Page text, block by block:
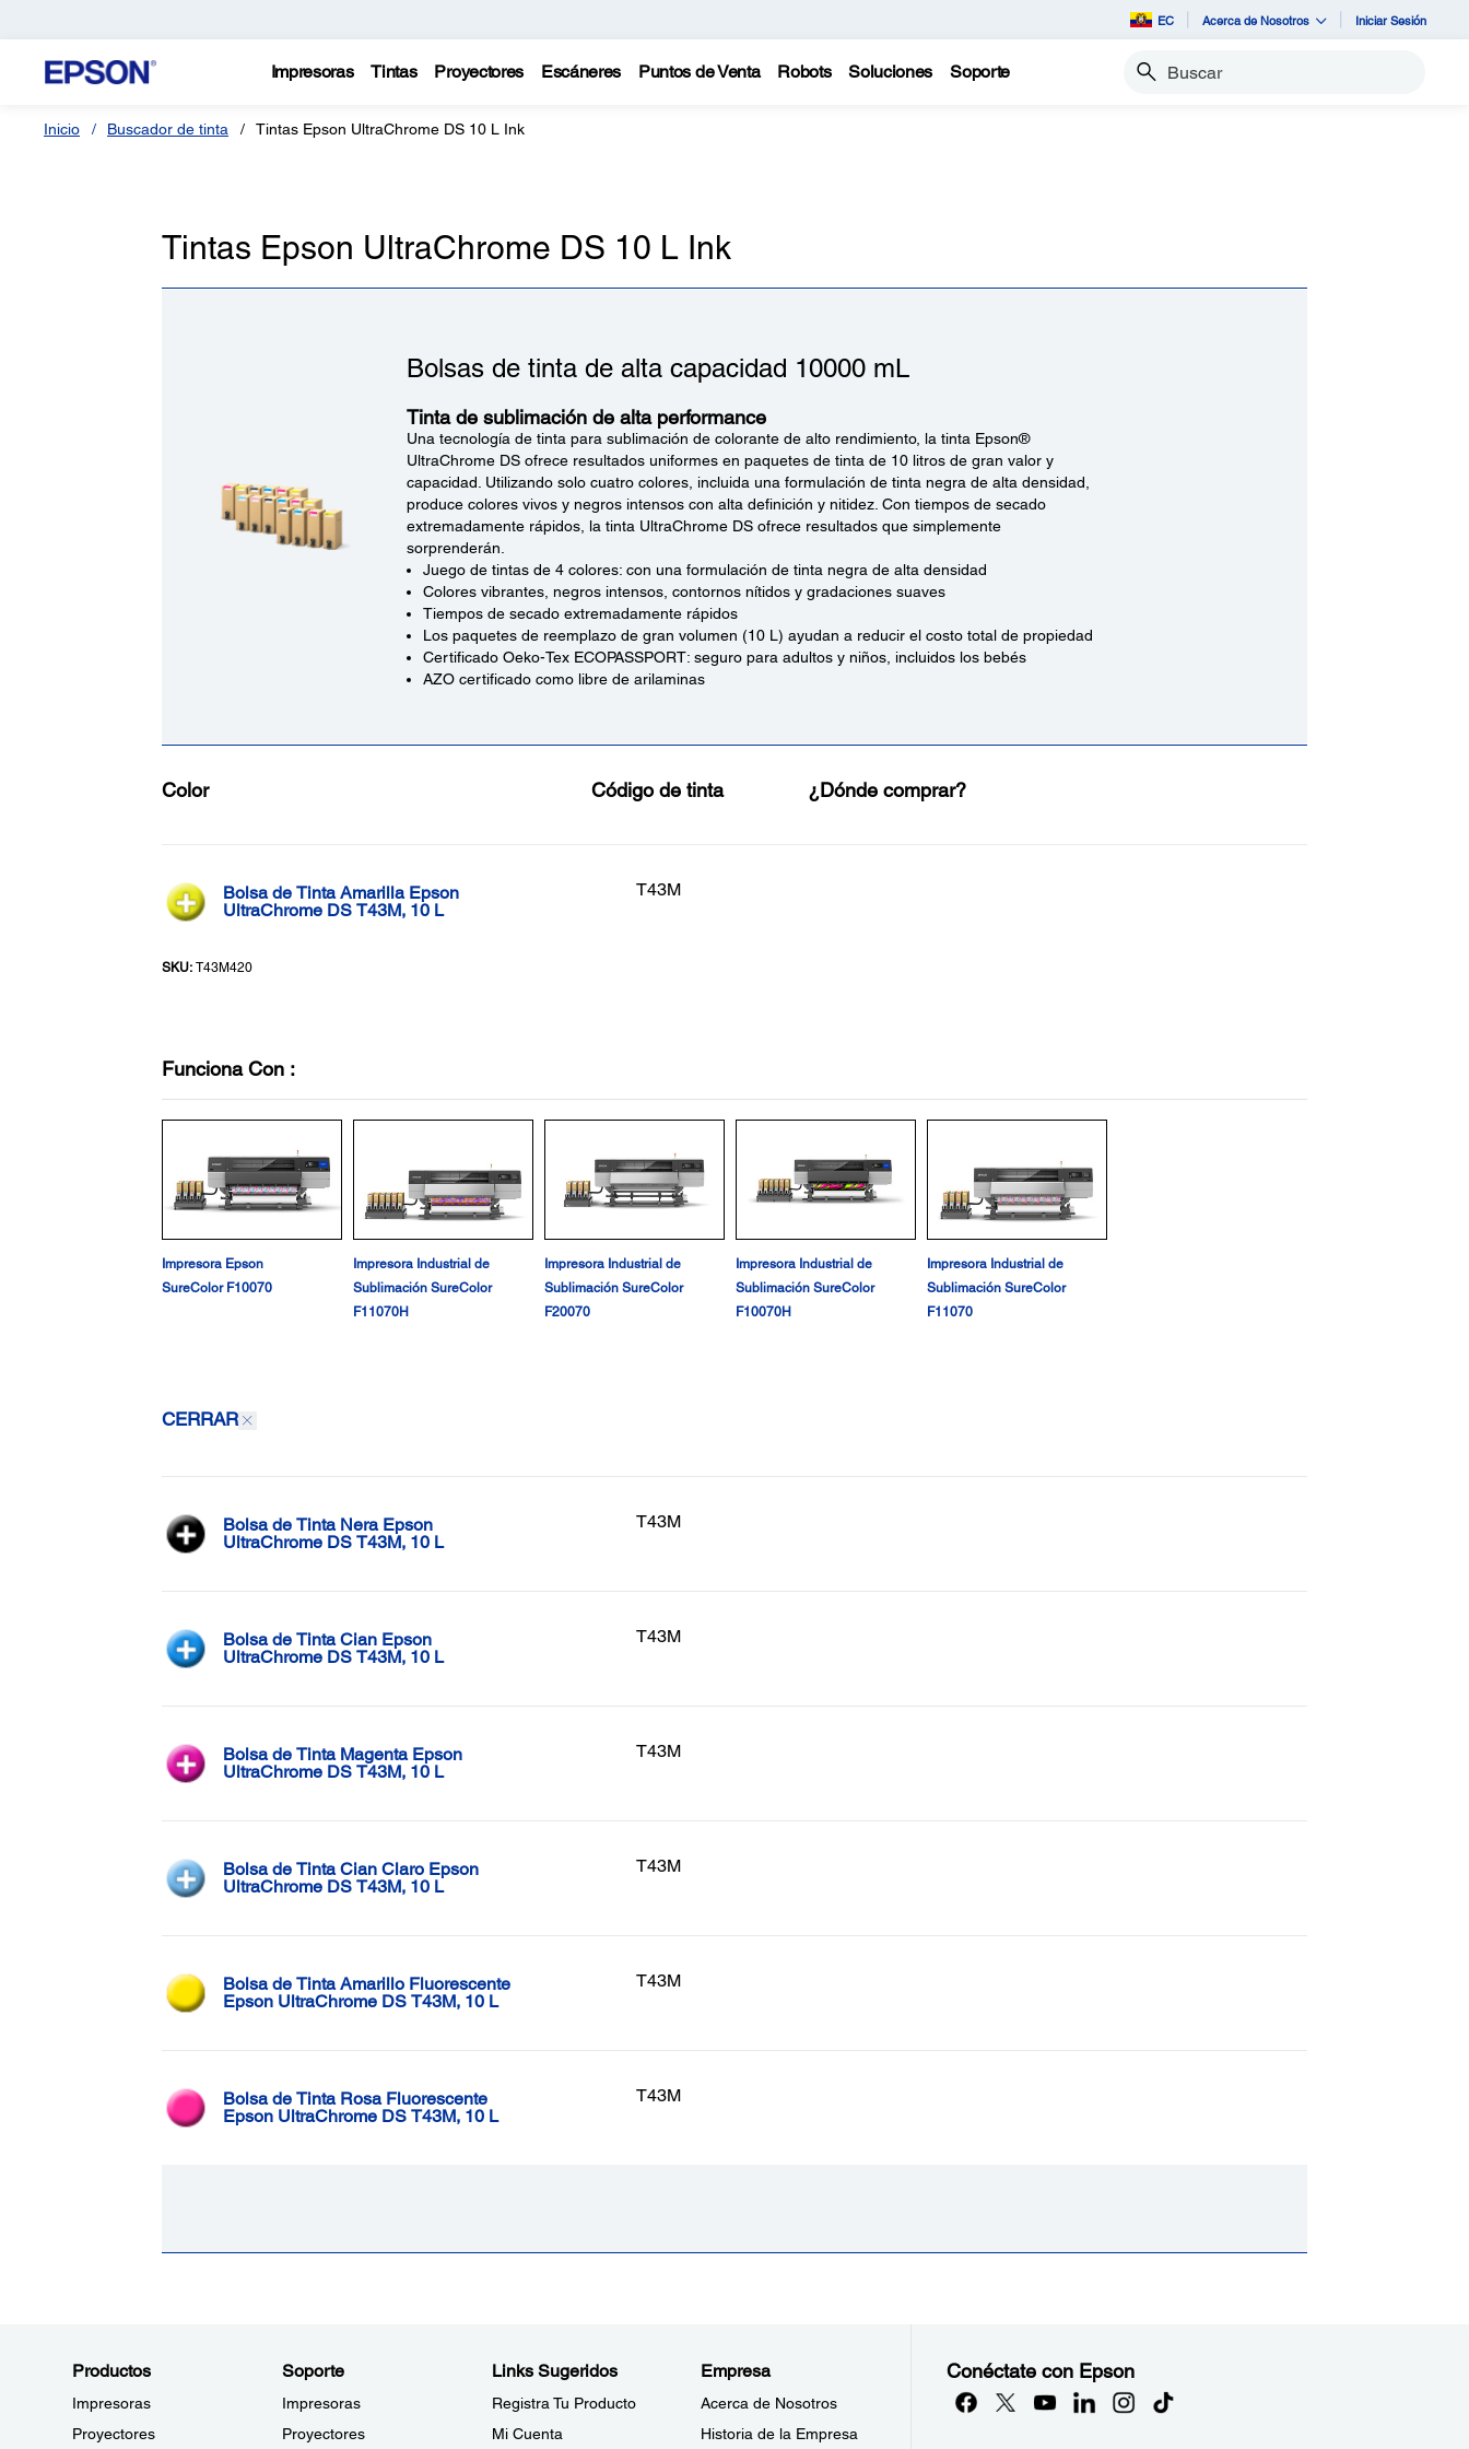
EC Acerca de Nosotros Iniciar Sesión
Impresoras Tintas Proyectores Escáneres Puntos de Venta Robots Soluciones Soporte Buscar
Inicio Buscador de tinta Tintas Epson UltraChrome DS 10 L Ink
Tintas Epson UltraChrome DS 10 L Ink
Bolsas de tinta de alta capacidad 10000 mL
Tinta de sublimación de alta performance
Una tecnología de tinta para sublimación de colorante de alto rendimiento, la tinta Epson®
UltraChrome DS ofrece resultados uniformes en paquetes de tinta de 10 litros de gran valor y
capacidad. Utilizando solo cuatro colores, incluida una formulación de tinta negra de alta densidad,
produce colores vivos y negros intensos con alta definición y nitidez. Con tiempos de secado
extremadamente rápidos, la tinta UltraChrome DS ofrece resultados que simplemente
sorprenderán.
Juego de tintas de 4 colores: con una formulación de tinta negra de alta densidad
Colores vibrantes, negros intensos, contornos nítidos y gradaciones suaves
Tiempos de secado extremadamente rápidos
Los paquetes de reemplazo de gran volumen (10 L) ayudan a reducir el costo total de propiedad
Certificado Oeko-Tex ECOPASSPORT: seguro para adultos y niños, incluidos los bebés
AZO certificado como libre de arilaminas
Color Código de tinta ¿Dónde comprar?
Bolsa de Tinta Amarilla Epson
UltraChrome DS T43M, 10 L
T43M
SKU: T43M420
Funciona Con :
Impresora Epson
SureColor F10070
Impresora Industrial de
Sublimación SureColor
F11070H
Impresora Industrial de
Sublimación SureColor
F20070
Impresora Industrial de
Sublimación SureColor
F10070H
Impresora Industrial de
Sublimación SureColor
F11070
CERRAR
Bolsa de Tinta Nera Epson
UltraChrome DS T43M, 10 L
T43M
Bolsa de Tinta Cian Epson
UltraChrome DS T43M, 10 L
T43M
Bolsa de Tinta Magenta Epson
UltraChrome DS T43M, 10 L
T43M
Bolsa de Tinta Cian Claro Epson
UltraChrome DS T43M, 10 L
T43M
Bolsa de Tinta Amarillo Fluorescente
Epson UltraChrome DS T43M, 10 L
T43M
Bolsa de Tinta Rosa Fluorescente
Epson UltraChrome DS T43M, 10 L
T43M
Productos
Impresoras
Proyectores
Soporte
Impresoras
Proyectores
Links Sugeridos
Registra Tu Producto
Mi Cuenta
Empresa
Acerca de Nosotros
Historia de la Empresa
Conéctate con Epson